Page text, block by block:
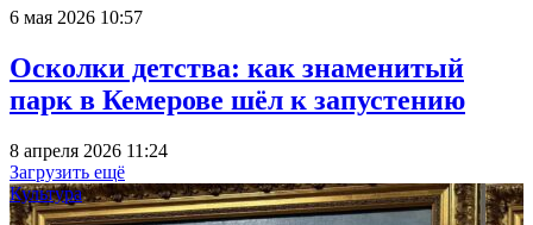
6 мая 2026 10:57
Осколки детства: как знаменитый
парк в Кемерове шёл к запустению
8 апреля 2026 11:24
Загрузить ещё
Культура